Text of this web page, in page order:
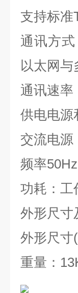
支持标准
通讯方
以太网与
通讯速率
供电电源
交流电源
频率50Hz
功耗：工
外形尺寸
外形尺寸(
重量：